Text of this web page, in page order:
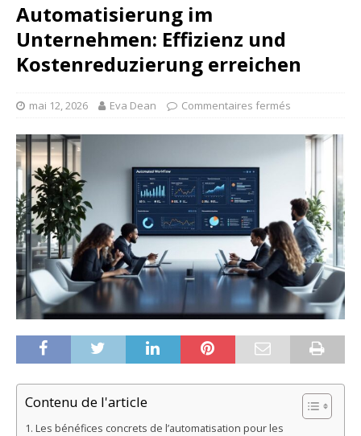
Automatisierung im
Unternehmen: Effizienz und
Kostenreduzierung erreichen
mai 12, 2026 Eva Dean Commentaires fermés
Contenu de l'article
Les bénéfices concrets de l’automatisation pour les